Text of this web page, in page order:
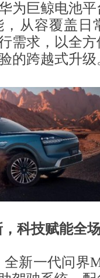
为巨鲸电池
从容覆盖日
需求，以全
的跨越式升级
科技赋能全
新一代问界